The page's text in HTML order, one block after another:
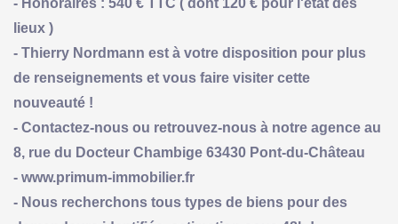
lieux )
- Thierry Nordmann est à votre disposition pour plus
de renseignements et vous faire visiter cette
nouveauté !
- Contactez-nous ou retrouvez-nous à notre agence au
8, rue du Docteur Chambige 63430 Pont-du-Château
- www.primum-immobilier.fr
- Nous recherchons tous types de biens pour des